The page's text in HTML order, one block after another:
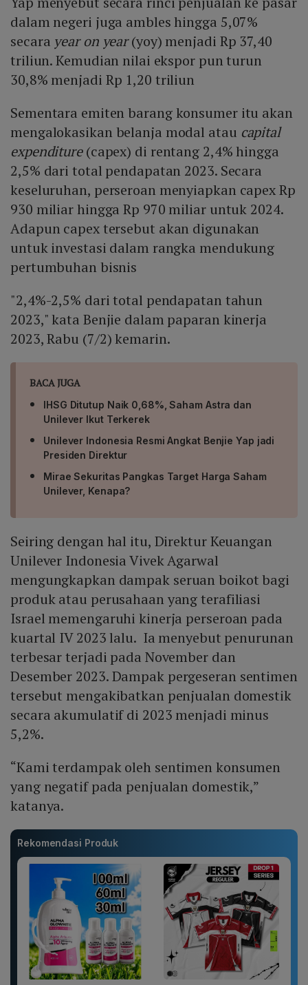
dalam negeri juga ambles hingga 5,07%
secara year on year(yoy) menjadi Rp 37,40
triliun. Kemudian nilai ekspor pun turun
30,8% menjadi Rp 1,20 triliun
Sementara emiten barang konsumer itu akan
mengalokasikan belanja modal atau capital
expenditure(capex) di rentang 2,4% hingga
2,5% dari total pendapatan 2023. Secara
keseluruhan, perseroan menyiapkan capex Rp
930 miliar hingga Rp 970 miliar untuk 2024.
Adapun capex tersebut akan digunakan
untuk investasi dalam rangka mendukung
pertumbuhan bisnis
"2,4%-2,5% dari total pendapatan tahun
2023," kata Benjie dalam paparan kinerja
2023, Rabu (7/2) kemarin.
BACA JUGA
IHSG Ditutup Naik 0,68%, Saham Astra dan
Unilever Ikut Terkerek
Unilever Indonesia Resmi Angkat Benjie Yap jadi
Presiden Direktur
Mirae Sekuritas Pangkas Target Harga Saham
Unilever, Kenapa?
Seiring dengan hal itu, Direktur Keuangan
Unilever Indonesia Vivek Agarwal
mengungkapkan dampak seruan boikot bagi
produk atau perusahaan yang terafiliasi
Israel memengaruhi kinerja perseroan pada
kuartal IV 2023 lalu. Ia menyebut penurunan
terbesar terjadi pada November dan
Desember 2023. Dampak pergeseran sentimen
tersebut mengakibatkan penjualan domestik
secara akumulatif di 2023 menjadi minus
5,2%.
“Kami terdampak oleh sentimen konsumen
yang negatif pada penjualan domestik,”
katanya.
Rekomendasi Produk